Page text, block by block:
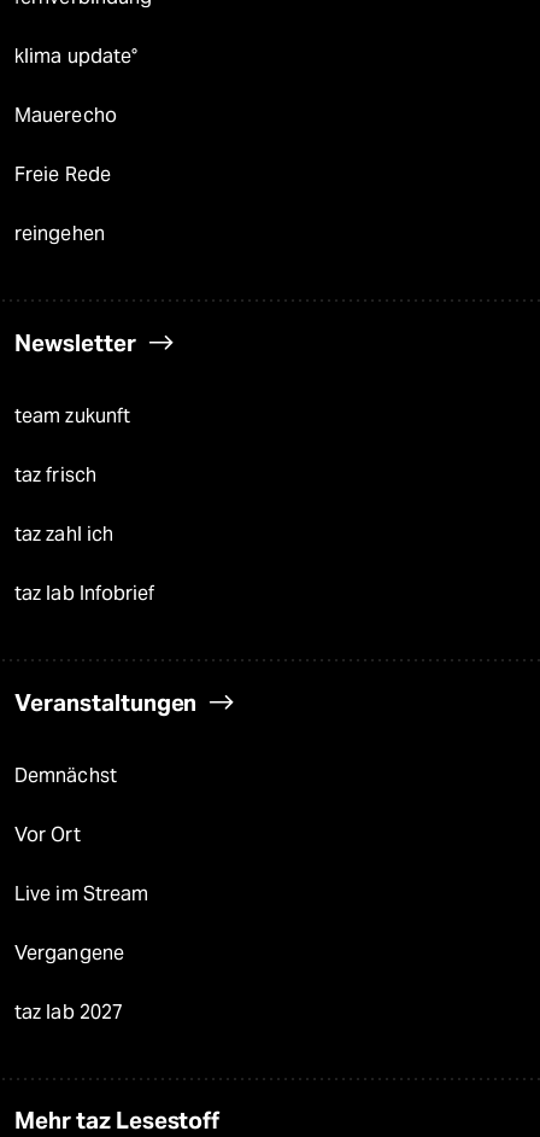
klima update°
Mauerecho
Freie Rede
reingehen
Newsletter
team zukunft
taz frisch
taz zahl ich
taz lab Infobrief
Veranstaltungen
Demnächst
Vor Ort
Live im Stream
Vergangene
taz lab 2027
Mehr taz Lesestoff